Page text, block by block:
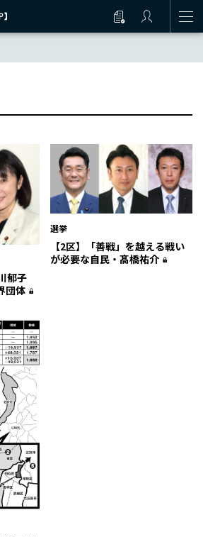
郁子
団体
選挙
【2区】「善戦」を越える戦い
が必要な自民・髙橋祐介